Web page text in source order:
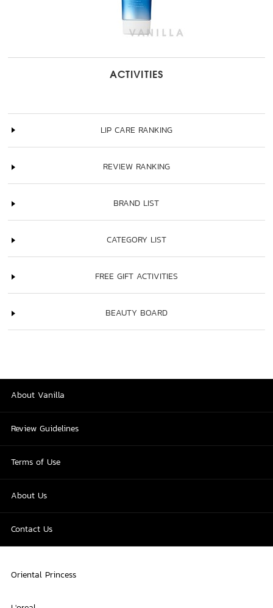
ACTIVITIES
LIP CARE RANKING
REVIEW RANKING
BRAND LIST
CATEGORY LIST
FREE GIFT ACTIVITIES
BEAUTY BOARD
About Vanilla
Review Guidelines
Terms of Use
About Us
Contact Us
Oriental Princess